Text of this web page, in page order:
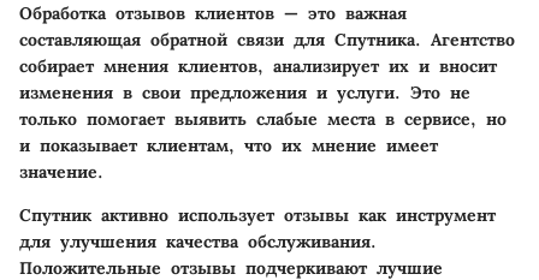
Обработка отзывов клиентов — это важная
составляющая обратной связи для Спутника. Агентство
собирает мнения клиентов, анализирует их и вносит
изменения в свои предложения и услуги. Это не
только помогает выявить слабые местa в сервисе, но
и показывает клиентам, что их мнение имеет
значение.
Спутник активно использует отзывы как инструмент
для улучшения качества обслуживания.
Положительные отзывы подчеркивают лучшие